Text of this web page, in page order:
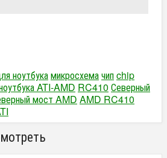
ноутбукамикросхемачипchip
ATI-AMD RC410 Северный
мост AMD AMD RC410